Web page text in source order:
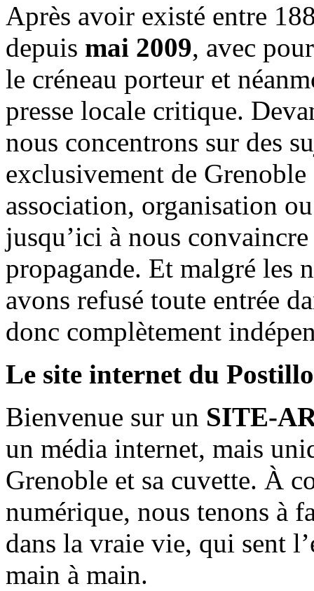
Après avoir existé entre
depuis mai 2009, avec
le créneau porteur et
presse locale critique.
nous concentrons sur des
exclusivement de
association, organisation
jusqu’ici à nous
propagande. Et malgré les
avons refusé toute entrée
donc complètement
Le site internet du
Bienvenue sur un SITE-
un média internet, mais
Grenoble et sa cuvette. À
numérique, nous tenons à
dans la vraie vie, qui sent
main à main.